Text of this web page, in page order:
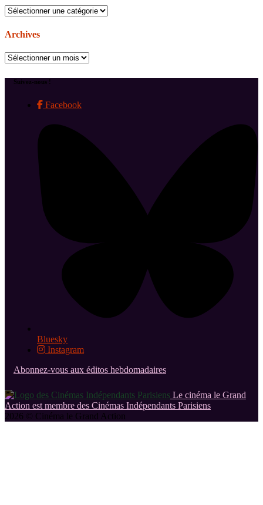
Catégories
Archives
Archives
Suivez-nous !
Facebook
Bluesky
Instagram
Abonnez-vous aux éditos hebdomadaires
Le cinéma le Grand
Action est membre des Cinémas Indépendants Parisiens
2026 © Cinéma le Grand Action